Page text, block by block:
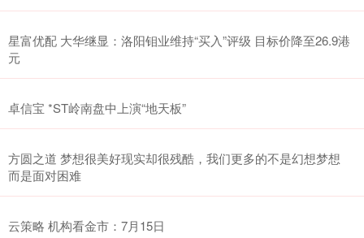
星富优配 大华继显：洛阳钼业维持“买入”评级 目标价降至26.9港
元
卓信宝 *ST岭南盘中上演“地天板”
方圆之道 梦想很美好现实却很残酷，我们更多的不是幻想梦想
而是面对困难
云策略 机构看金市：7月15日